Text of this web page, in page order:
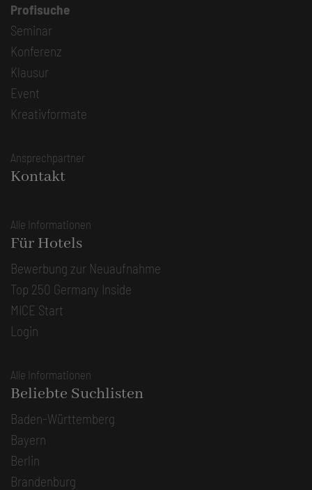
Profisuche
Seminar
Konferenz
Klausur
Event
Kreativformate
Ansprechpartner
Kontakt
Alle Informationen
Für Hotels
Bewerbung zur Neuaufnahme
Top 250 Germany Inside
MICE Start
Login
Alle Informationen
Beliebte Suchlisten
Baden-Württemberg
Bayern
Berlin
Brandenburg